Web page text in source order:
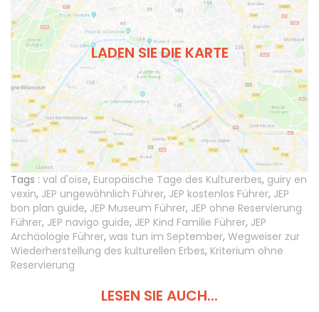
LADEN SIE DIE KARTE
Tags : val d'oise, Europäische Tage des Kulturerbes, guiry en
vexin, JEP ungewöhnlich Führer, JEP kostenlos Führer, JEP
bon plan guide, JEP Museum Führer, JEP ohne Reservierung
Führer, JEP navigo guide, JEP Kind Familie Führer, JEP
Archäologie Führer, was tun im September, Wegweiser zur
Wiederherstellung des kulturellen Erbes, Kriterium ohne
Reservierung
LESEN SIE AUCH...